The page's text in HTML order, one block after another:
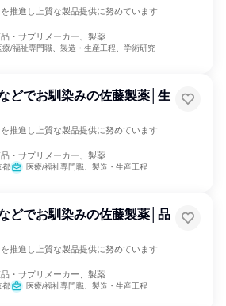
推進し上質な製品提供に努めています
・サプリメーカー、製薬
療/福祉専門職、製造・生産工程、学術研究
どでお馴染みの佐藤製薬│生
推進し上質な製品提供に努めています
・サプリメーカー、製薬
都 医療/福祉専門職、製造・生産工程
どでお馴染みの佐藤製薬│品
推進し上質な製品提供に努めています
・サプリメーカー、製薬
都 医療/福祉専門職、製造・生産工程